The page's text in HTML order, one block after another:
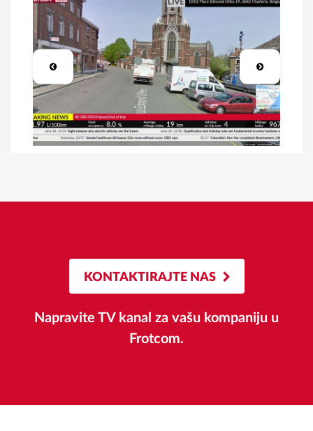
KONTAKTIRAJTE NAS
Napravite TV kanal za vašu kompaniju u
Frotcom.